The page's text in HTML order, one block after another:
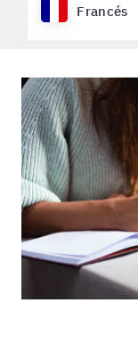
Francés